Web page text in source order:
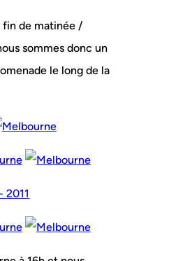
fin de matinée /
sommes donc un
le long de la